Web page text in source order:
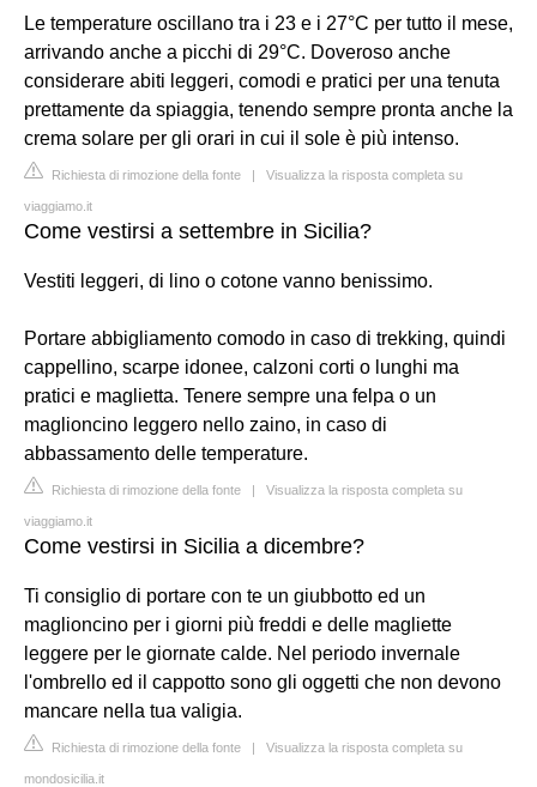
Le temperature oscillano tra i 23 e i 27°C per tutto il mese,
arrivando anche a picchi di 29°C. Doveroso anche
considerare abiti leggeri, comodi e pratici per una tenuta
prettamente da spiaggia, tenendo sempre pronta anche la
crema solare per gli orari in cui il sole è più intenso.
Richiesta di rimozione della fonte | Visualizza la risposta completa su
viaggiamo.it
Come vestirsi a settembre in Sicilia?
Vestiti leggeri, di lino o cotone vanno benissimo.
Portare abbigliamento comodo in caso di trekking, quindi
cappellino, scarpe idonee, calzoni corti o lunghi ma
pratici e maglietta. Tenere sempre una felpa o un
maglioncino leggero nello zaino, in caso di
abbassamento delle temperature.
Richiesta di rimozione della fonte | Visualizza la risposta completa su
viaggiamo.it
Come vestirsi in Sicilia a dicembre?
Ti consiglio di portare con te un giubbotto ed un
maglioncino per i giorni più freddi e delle magliette
leggere per le giornate calde. Nel periodo invernale
l'ombrello ed il cappotto sono gli oggetti che non devono
mancare nella tua valigia.
Richiesta di rimozione della fonte | Visualizza la risposta completa su
mondosicilia.it